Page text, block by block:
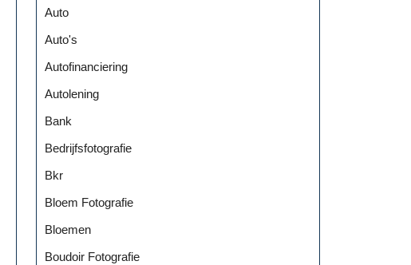
Auto
Auto's
Autofinanciering
Autolening
Bank
Bedrijfsfotografie
Bkr
Bloem Fotografie
Bloemen
Boudoir Fotografie